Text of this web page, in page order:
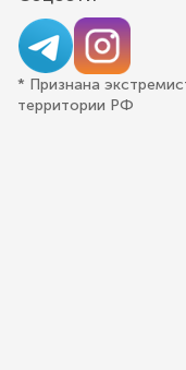
* Признана
территории РФ